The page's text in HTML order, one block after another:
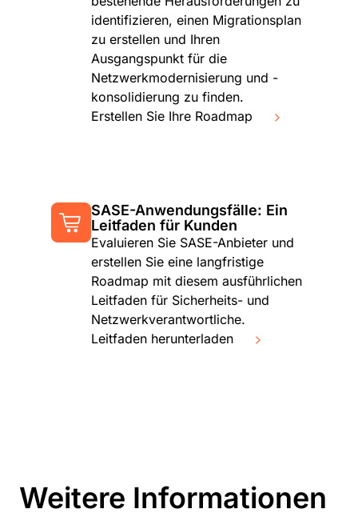
identifizieren, einen Migrationsplan
zu erstellen und Ihren
Ausgangspunkt für die
Netzwerkmodernisierung und -
konsolidierung zu finden.
Erstellen Sie Ihre Roadmap
SASE-Anwendungsfälle: Ein
Leitfaden für Kunden
Evaluieren Sie SASE-Anbieter und
erstellen Sie eine langfristige
Roadmap mit diesem ausführlichen
Leitfaden für Sicherheits- und
Netzwerkverantwortliche.
Leitfaden herunterladen
Weitere Informationen